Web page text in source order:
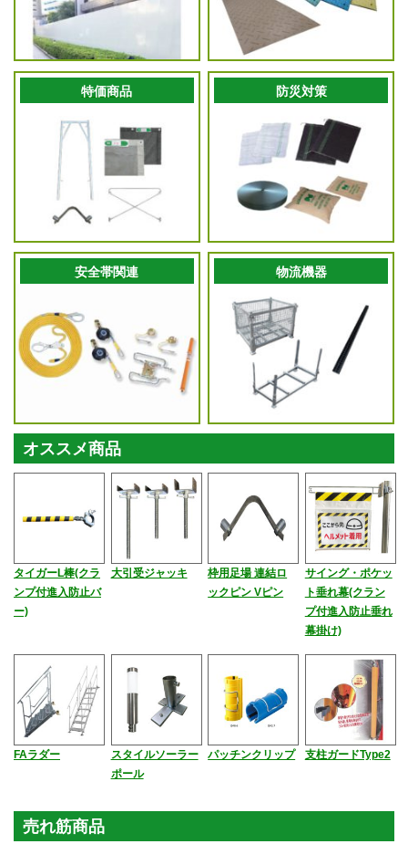
特価商品 防災対策
安全帯関連 物流機器
オススメ商品
タイガーL棒(クラ
ンプ付進入防止バ
ー)
大引受ジャッキ
枠用足場 連結ロ
ックピン Vピン
サイング・ポケッ
ト垂れ幕(クラン
プ付進入防止垂れ
幕掛け)
FAラダー
スタイルソーラー
ポール
パッチンクリップ 支柱ガードType2
売れ筋商品